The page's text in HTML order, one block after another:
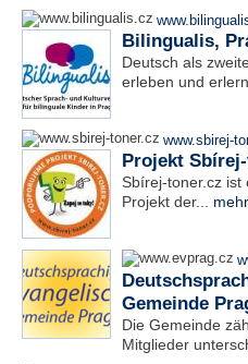
Bilingualis,
Deutsch als
erleben und
www.sbirej-
Projekt
Sbírej-toner.cz ist
Projekt der...
Gemeinde
Die Gemeinde
Mitglieder